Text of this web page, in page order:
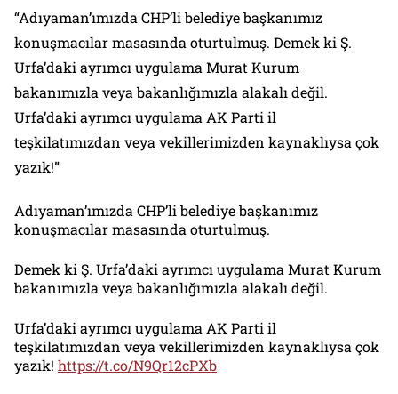
“Adıyaman’ımızda CHP’li belediye başkanımız
konuşmacılar masasında oturtulmuş. Demek ki Ş.
Urfa’daki ayrımcı uygulama Murat Kurum
bakanımızla veya bakanlığımızla alakalı değil.
Urfa’daki ayrımcı uygulama AK Parti il
teşkilatımızdan veya vekillerimizden kaynaklıysa çok
yazık!”
Adıyaman’ımızda CHP’li belediye başkanımız
konuşmacılar masasında oturtulmuş.
Demek ki Ş. Urfa’daki ayrımcı uygulama Murat Kurum
bakanımızla veya bakanlığımızla alakalı değil.
Urfa’daki ayrımcı uygulama AK Parti il
teşkilatımızdan veya vekillerimizden kaynaklıysa çok
yazık! https://t.co/N9Qr12cPXb